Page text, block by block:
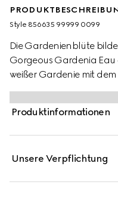
Style ‎856635 99999 0099
Die Gardenienblüte
Gorgeous Gardenia
weißer Gardenie mit
Grandiflorum
Akkord und ein
dem Duft eine raffinierte
Produktinformationen
Unsere Verpflichtung